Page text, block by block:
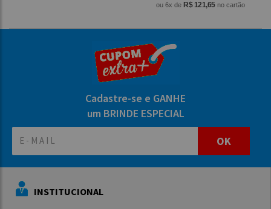
ou 6x de R$ 121,65no cartão
Cadastre-se e GANHE
um BRINDE ESPECIAL
OK
INSTITUCIONAL